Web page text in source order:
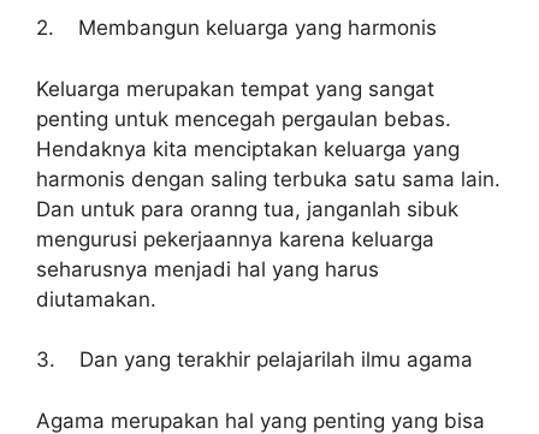
2. Membangun keluarga yang harmonis
Keluarga merupakan tempat yang sangat
penting untuk mencegah pergaulan bebas.
Hendaknya kita menciptakan keluarga yang
harmonis dengan saling terbuka satu sama lain.
Dan untuk para oranng tua, janganlah sibuk
mengurusi pekerjaannya karena keluarga
seharusnya menjadi hal yang harus
diutamakan.
3. Dan yang terakhir pelajarilah ilmu agama
Agama merupakan hal yang penting yang bisa